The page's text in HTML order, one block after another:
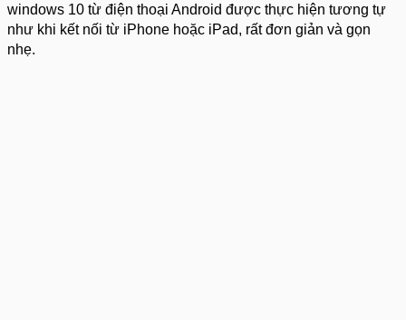
windows 10 từ điện thoại Android được thực hiện tương tự
như khi kết nối từ iPhone hoặc iPad, rất đơn giản và gọn
nhẹ.